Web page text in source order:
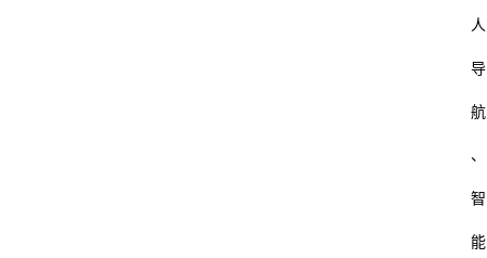
人
导
航
、
智
能